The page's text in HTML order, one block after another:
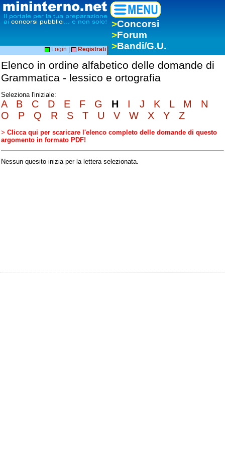
>Concorsi
>Forum
>Bandi/G.U.
Login Registrati
Elenco in ordine alfabetico delle domande di
Grammatica - lessico e ortografia
Seleziona l'iniziale:
A B C D E F G H I J K L M
N
O
P Q R S T U V W X Y Z
> Clicca qui per scaricare l'elenco completo delle domande di questo
argomento in formato PDF!
Nessun quesito inizia per la lettera selezionata.